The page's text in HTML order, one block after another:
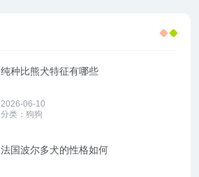
纯种比熊犬特征有哪些
2026-06-10
分类： 狗狗
法国波尔多犬的性格如何